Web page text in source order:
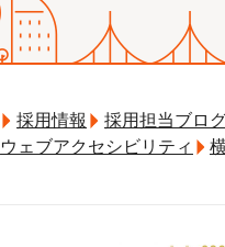
採用情報 採用担当ブロ
ウェブアクセシビリティ